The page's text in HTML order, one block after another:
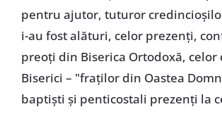
pentru ajutor, tuturor
i-au fost alături, celor prezenți,
preoți din Biserica Ortodoxă, celor
Biserici – "fraților din Oastea
baptiști și penticostali prezenți la